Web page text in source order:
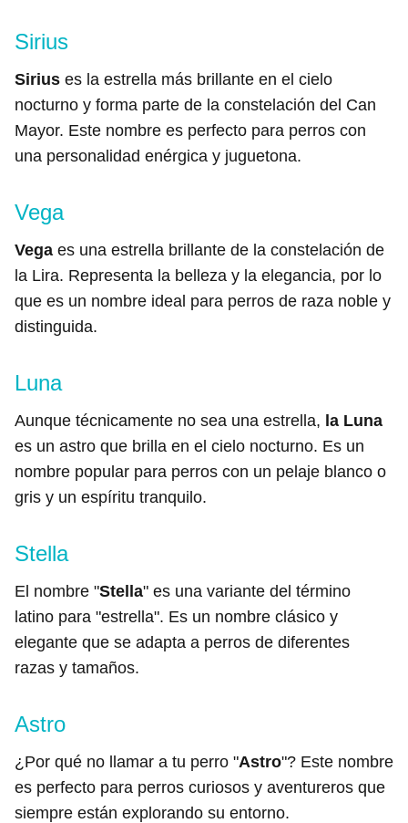
Sirius
Sirius es la estrella más brillante en el cielo
nocturno y forma parte de la constelación del Can
Mayor. Este nombre es perfecto para perros con
una personalidad enérgica y juguetona.
Vega
Vega es una estrella brillante de la constelación de
la Lira. Representa la belleza y la elegancia, por lo
que es un nombre ideal para perros de raza noble y
distinguida.
Luna
Aunque técnicamente no sea una estrella, la Luna
es un astro que brilla en el cielo nocturno. Es un
nombre popular para perros con un pelaje blanco o
gris y un espíritu tranquilo.
Stella
El nombre "Stella" es una variante del término
latino para "estrella". Es un nombre clásico y
elegante que se adapta a perros de diferentes
razas y tamaños.
Astro
¿Por qué no llamar a tu perro "Astro"? Este nombre
es perfecto para perros curiosos y aventureros que
siempre están explorando su entorno.